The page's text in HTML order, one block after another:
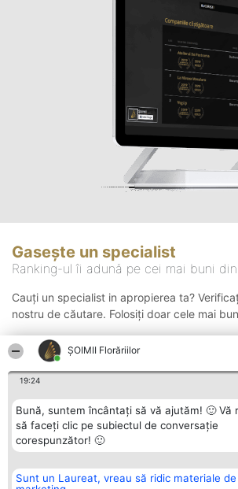
ȘOIMII Florăriilor
19:24
Bună, suntem încântați să vă ajutăm! 🙂 Vă
să faceți clic pe subiectul de conversație
corespunzător! 🙂
Sunt un Laureat, vreau să ridic materiale de
Gasește un specialist
Ranking-ul îi adună pe cei mai buni
Cauți un specialist in apropierea ta?
nostru de căutare. Folosiți doar cele mai
Organizator Ranking Plebiscyt